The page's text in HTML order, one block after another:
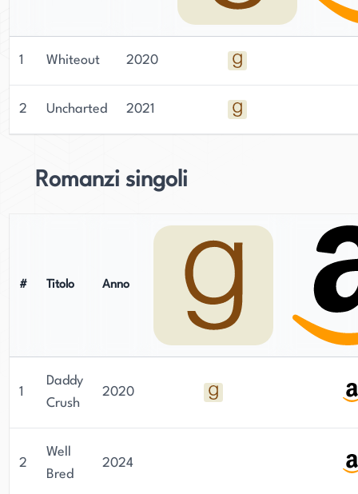
1 Whiteout 2020
2 Uncharted 2021
Romanzi singoli
# Titolo Anno
1
Daddy
Crush
2020
2
Well
Bred
2024